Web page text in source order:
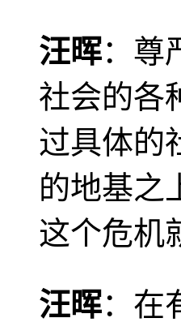
汪晖：尊
社会的各
过具体的
的地基之
这个危机
汪晖：在